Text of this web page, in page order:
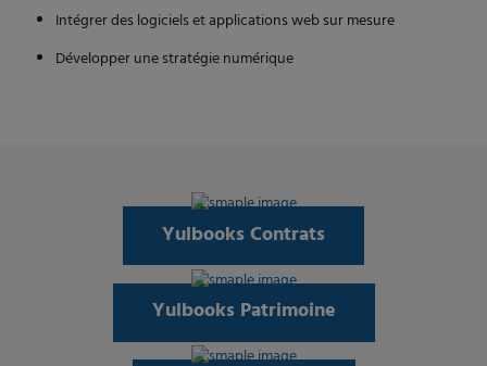
Intégrer des logiciels et applications web sur mesure
Développer une stratégie numérique
Yulbooks Contrats
Yulbooks Patrimoine